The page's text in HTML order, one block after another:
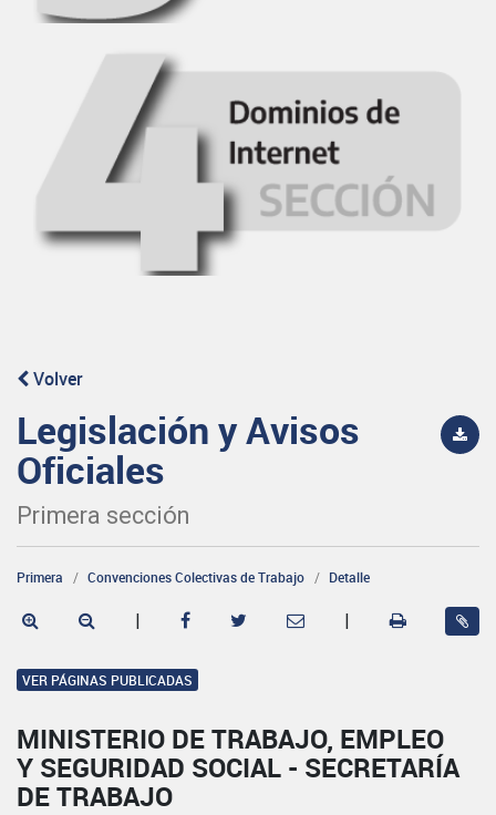
Volver
Legislación y Avisos
Oficiales
Primera sección
Primera Convenciones Colectivas de Trabajo Detalle
| |
VER PÁGINAS PUBLICADAS
MINISTERIO DE TRABAJO, EMPLEO
Y SEGURIDAD SOCIAL - SECRETARÍA
DE TRABAJO